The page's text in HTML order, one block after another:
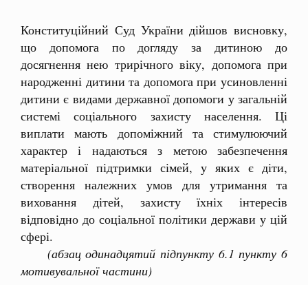
Конституційний Суд України дійшов висновку,
що допомога по догляду за дитиною до
досягнення нею трирічного віку, допомога при
народженні дитини та допомога при усиновленні
дитини є видами державної допомоги у загальній
системі соціального захисту населення. Ці
виплати мають допоміжний та стимулюючий
характер і надаються з метою забезпечення
матеріальної підтримки сімей, у яких є діти,
створення належних умов для утримання та
виховання дітей, захисту їхніх інтересів
відповідно до соціальної політики держави у цій
сфері.
(абзац одинадцятий підпункту 6.1 пункту 6
мотивувальної частини)